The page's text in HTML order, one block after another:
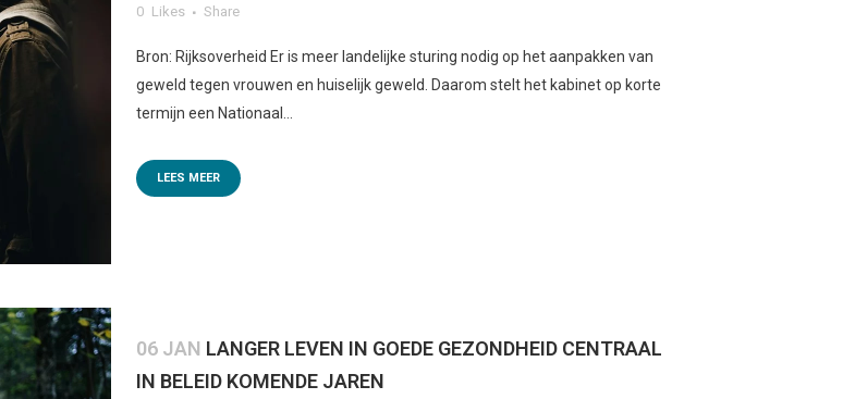
0 Likes Share
Bron: Rijksoverheid Er is meer landelijke sturing nodig op het aanpakken van
geweld tegen vrouwen en huiselijk geweld. Daarom stelt het kabinet op korte
termijn een Nationaal...
LEES MEER
06 JAN LANGER LEVEN IN GOEDE GEZONDHEID CENTRAAL
IN BELEID KOMENDE JAREN